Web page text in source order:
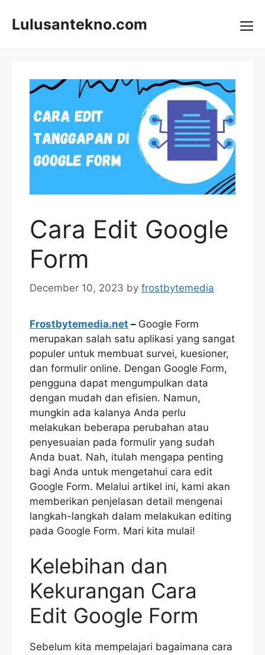
Lulusantekno.com
Cara Edit Google
Form
December 10, 2023 by frostbytemedia
Frostbytemedia.net – Google Form
merupakan salah satu aplikasi yang sangat
populer untuk membuat survei, kuesioner,
dan formulir online. Dengan Google Form,
pengguna dapat mengumpulkan data
dengan mudah dan efisien. Namun,
mungkin ada kalanya Anda perlu
melakukan beberapa perubahan atau
penyesuaian pada formulir yang sudah
Anda buat. Nah, itulah mengapa penting
bagi Anda untuk mengetahui cara edit
Google Form. Melalui artikel ini, kami akan
memberikan penjelasan detail mengenai
langkah-langkah dalam melakukan editing
pada Google Form. Mari kita mulai!
Kelebihan dan
Kekurangan Cara
Edit Google Form
Sebelum kita mempelajari bagaimana cara